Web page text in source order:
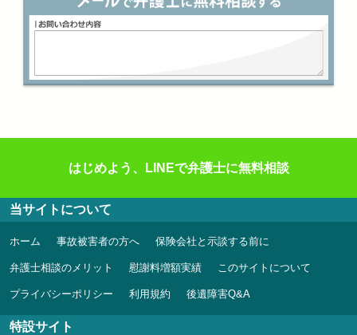
はじめよう、LINEで弁護士に無料相談
当サイトについて
ホーム 事故被害者の方へ 保険会社と示談する前に
弁護士相談のメリット 慰謝料増額実績 このサイトについて
プライバシーポリシー 利用規約 後遺障害Q&A
特設サイト